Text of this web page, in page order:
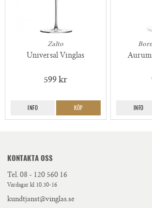
Zalto
Universal Vinglas
599 kr
INFO KÖP
Aurum
INFO
KONTAKTA OSS
Tel. 08 - 120 560 16
Vardagar kl 10.30-16
kundtjanst@vinglas.se